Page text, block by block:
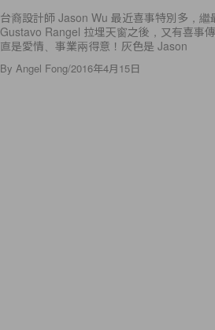
台裔設計師 Jason Wu 最近喜事特別多，
Gustavo Rangel 拉埋天窗之後，又有喜事
直是愛情、事業兩得意！灰色是 Jason
By Angel Fong/2016年4月15日